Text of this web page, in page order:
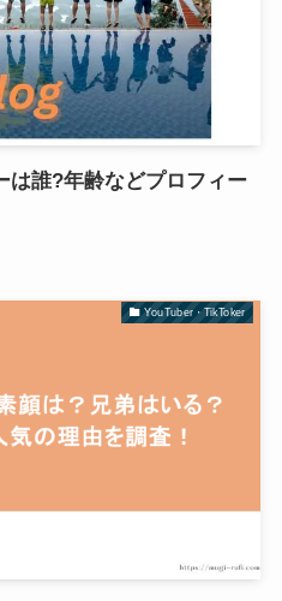
は誰?年齢などプロフィー
YouTuber・TikToker